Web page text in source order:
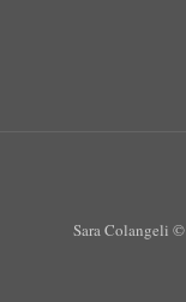
Sara Colangeli